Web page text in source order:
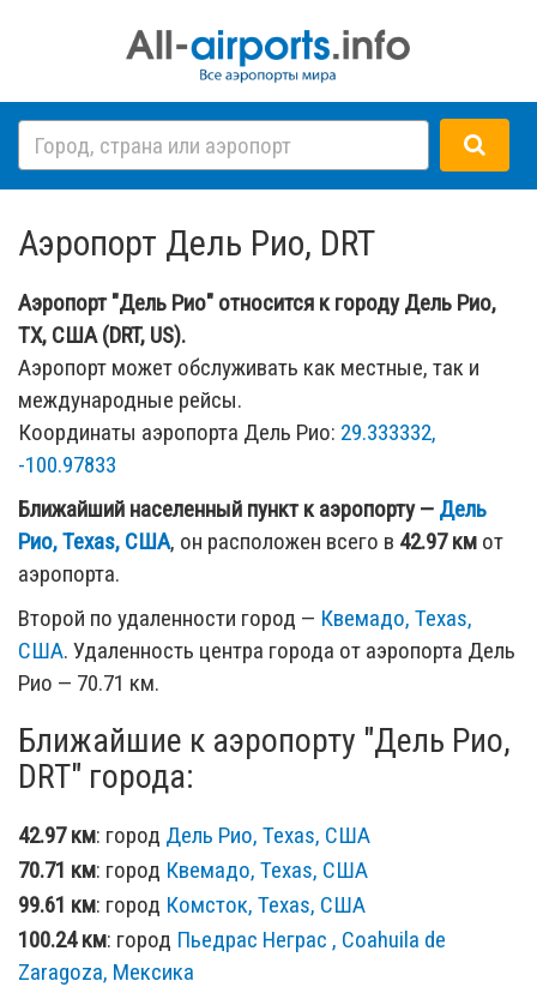
Аэропорт Дель Рио, DRT
Аэропорт "Дель Рио" относится к городу Дель Рио,
TX, США (DRT, US).
Аэропорт может обслуживать как местные, так и
международные рейсы.
Координаты аэропорта Дель Рио: 29.333332,
-100.97833
Ближайший населенный пункт к аэропорту — Дель
Рио, Texas, США, он расположен всего в 42.97 км от
аэропорта.
Второй по удаленности город — Квемадо, Texas,
США. Удаленность центра города от аэропорта Дель
Рио — 70.71 км.
Ближайшие к аэропорту "Дель Рио,
DRT" города:
42.97 км: город Дель Рио, Texas, США
70.71 км: город Квемадо, Texas, США
99.61 км: город Комсток, Texas, США
100.24 км: город Пьедрас Неграс , Coahuila de
Zaragoza, Мексика